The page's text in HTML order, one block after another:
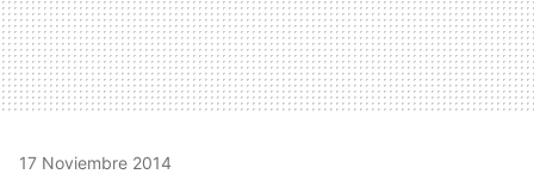
17 Noviembre 2014